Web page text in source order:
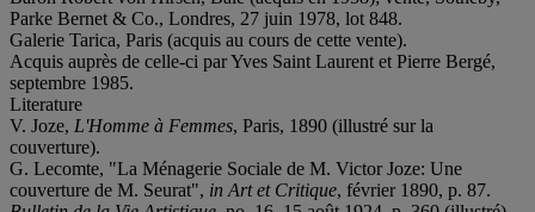
Parke Bernet & Co., Londres, 27 juin 1978, lot 848.
Galerie Tarica, Paris (acquis au cours de cette vente).
Acquis auprès de celle-ci par Yves Saint Laurent et Pierre Bergé,
septembre 1985.
Literature
V. Joze, L'Homme à Femmes, Paris, 1890 (illustré sur la
couverture).
G. Lecomte, "La Ménagerie Sociale de M. Victor Joze: Une
couverture de M. Seurat", in Art et Critique, février 1890, p. 87.